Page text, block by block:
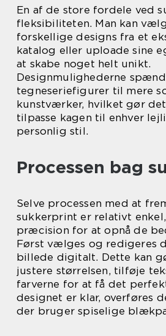
En af de store fordele ved
fleksibiliteten. Man kan
forskellige designs fra et
katalog eller uploade sine
at skabe noget helt unikt.
Designmulighederne
tegneseriefigurer til mere
kunstværker, hvilket gør
tilpasse kagen til enhver
personlig stil.
Processen bag
Selve processen med at
sukkerprint er relativt
præcision for at opnå de
Først vælges og redigeres
billede digitalt. Dette kan
justere størrelsen, tilføje
farverne for at få det
designet er klar, overføres
der bruger spiselige